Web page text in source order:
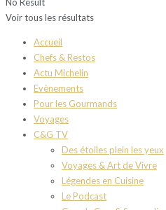
Voir tous les résultats
Accueil
Chefs & Restos
Actu Michelin
Evènements
Pour les Gourmands
Voyages
C&G TV
Des étoiles plein les yeux
Voyages & Art de Vivre
Légendes en Cuisine
Le Podcast